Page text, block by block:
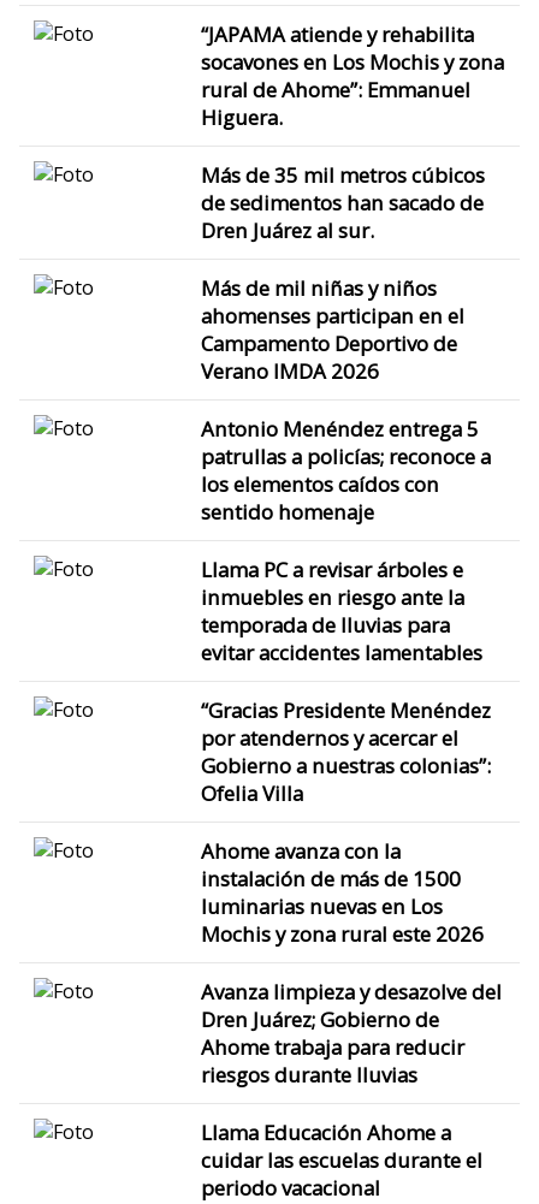
“JAPAMA atiende y rehabilita
socavones en Los Mochis y zona
rural de Ahome”: Emmanuel
Higuera.
Más de 35 mil metros cúbicos
de sedimentos han sacado de
Dren Juárez al sur.
Más de mil niñas y niños
ahomenses participan en el
Campamento Deportivo de
Verano IMDA 2026
Antonio Menéndez entrega 5
patrullas a policías; reconoce a
los elementos caídos con
sentido homenaje
Llama PC a revisar árboles e
inmuebles en riesgo ante la
temporada de lluvias para
evitar accidentes lamentables
“Gracias Presidente Menéndez
por atendernos y acercar el
Gobierno a nuestras colonias”:
Ofelia Villa
Ahome avanza con la
instalación de más de 1500
luminarias nuevas en Los
Mochis y zona rural este 2026
Avanza limpieza y desazolve del
Dren Juárez; Gobierno de
Ahome trabaja para reducir
riesgos durante lluvias
Llama Educación Ahome a
cuidar las escuelas durante el
periodo vacacional